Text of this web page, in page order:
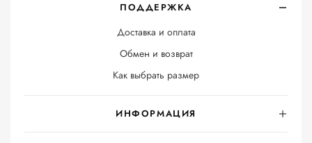
ПОДДЕРЖКА
Доставка и оплата
Обмен и возврат
Как выбрать размер
ИНФОРМАЦИЯ